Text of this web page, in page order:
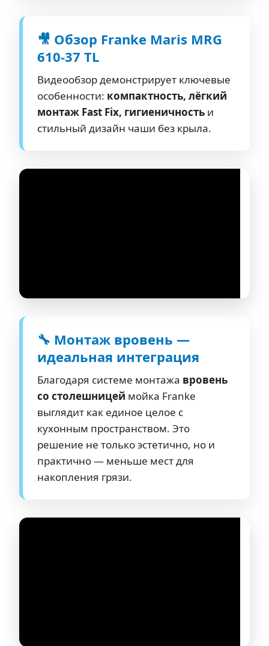
🎥 Обзор Franke Maris MRG
610-37 TL
Видеообзор демонстрирует ключевые
особенности: компактность, лёгкий
монтаж Fast Fix, гигиеничность и
стильный дизайн чаши без крыла.
🔧 Монтаж вровень —
идеальная интеграция
Благодаря системе монтажа вровень
со столешницей мойка Franke
выглядит как единое целое с
кухонным пространством. Это
решение не только эстетично, но и
практично — меньше мест для
накопления грязи.